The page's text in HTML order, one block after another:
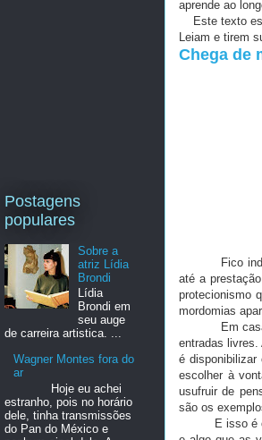
aprende ao
Este texto
Leiam e tirem
Chega de
Fico
até a
protecionismo
mordomias
Em casas
entradas
é
escolher à
usufruir de
são os
E isso é
Postagens
populares
Sobre a
atriz Lídia
Brondi
Lídia
Brondi em
seu auge
de carreira artistica. ...
Wagner Montes fora do
ar
Hoje eu achei
estranho, pois no horário
dele, tinha transmissões
do Pan do México e